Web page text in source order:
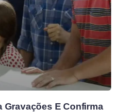
Gravações E Confirma